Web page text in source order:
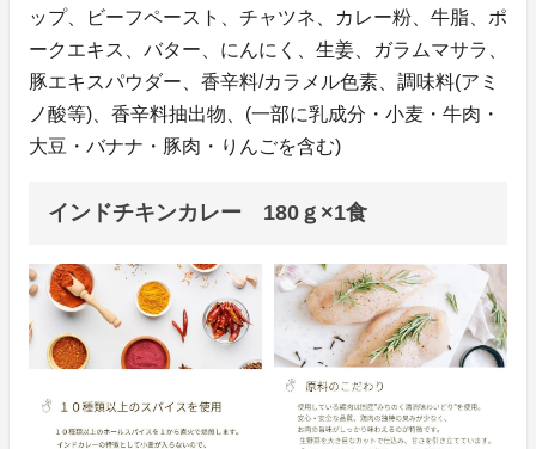
ップ、ビーフペースト、チャツネ、カレー粉、牛脂、ポ
ークエキス、バター、にんにく、生姜、ガラムマサラ、
豚エキスパウダー、香辛料/カラメル色素、調味料(アミ
ノ酸等)、香辛料抽出物、(一部に乳成分・小麦・牛肉・
大豆・バナナ・豚肉・りんごを含む)
インドチキンカレー 180ｇ×1食